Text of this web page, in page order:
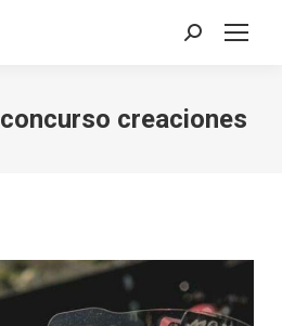
Search:
concurso creaciones